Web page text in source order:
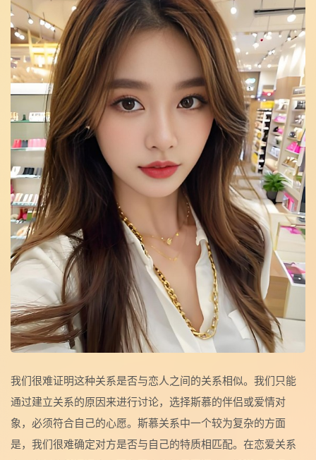
我们很难证明这种关系是否与恋人之间的关系相似。我们只能
通过建立关系的原因来进行讨论，选择斯慕的伴侣或爱情对
象，必须符合自己的心愿。斯慕关系中一个较为复杂的方面
是，我们很难确定对方是否与自己的特质相匹配。在恋爱关系